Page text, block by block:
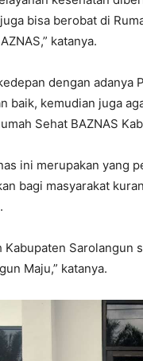
bisa berobat di
katanya.
dengan adanya
baik, kemudian juga
Sehat BAZNAS
ini merupakan yang
bagi masyarakat
Kabupaten
Maju,” katanya.